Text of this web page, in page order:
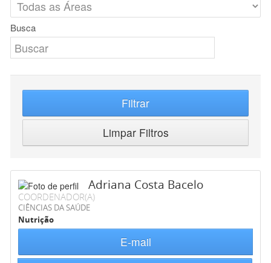
Busca
Filtrar
Limpar Filtros
Adriana Costa Bacelo
COORDENADOR(A)
CIÊNCIAS DA SAÚDE
Nutrição
E-mail